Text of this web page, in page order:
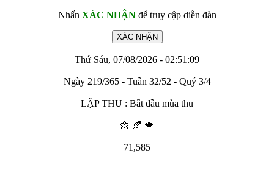
Nhấn XÁC NHẬNđể truy cập diễn đàn
Thứ Sáu, 07/08/2026 - 02:51:09
Ngày 219/365 - Tuần 32/52 - Quý 3/4
LẬP THU : Bắt đầu mùa thu
🌼 🍂 🍁
71,585